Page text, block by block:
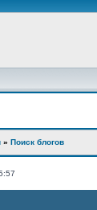
» Поиск блогов